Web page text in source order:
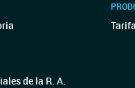
de la R. A.